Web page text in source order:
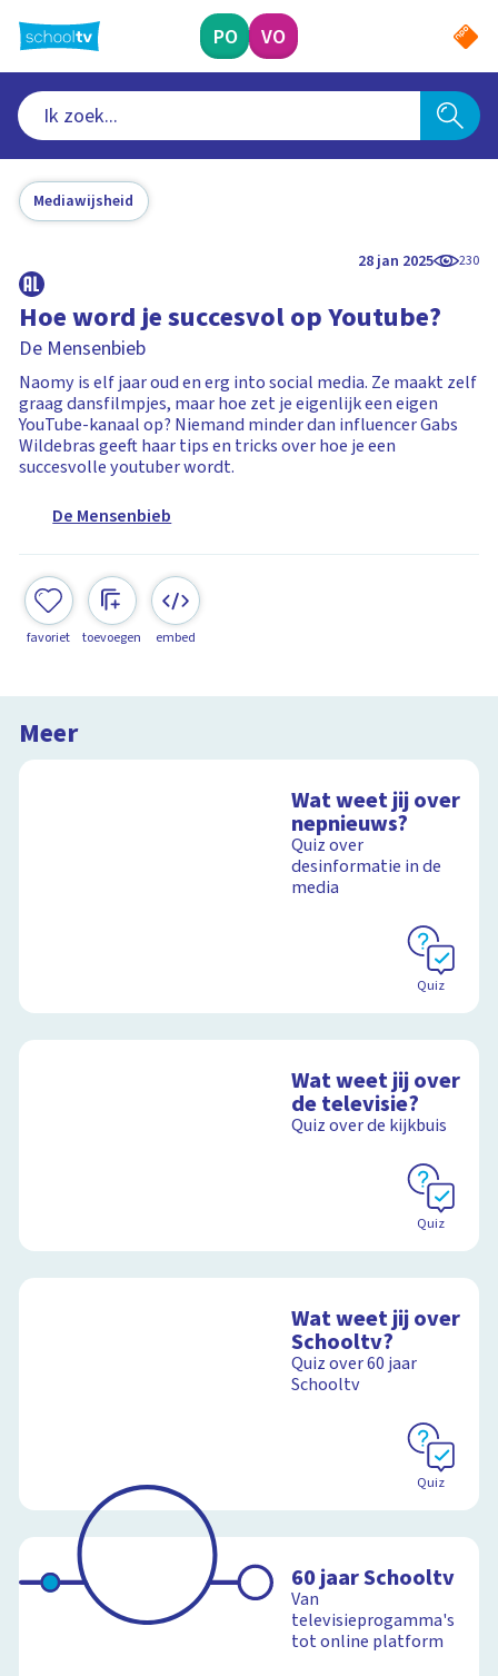
naar
hoofdinhoud
PO VO
Mediawijsheid
28 jan 2025 230
Hoe word je succesvol op Youtube?
De Mensenbieb
Naomy is elf jaar oud en erg into social media. Ze maakt zelf
graag dansfilmpjes, maar hoe zet je eigenlijk een eigen
YouTube-kanaal op? Niemand minder dan influencer Gabs
Wildebras geeft haar tips en tricks over hoe je een
succesvolle youtuber wordt.
De Mensenbieb
favoriet toevoegen embed
Meer
Wat weet jij over
nepnieuws?
Quiz over
desinformatie in de
media
Quiz
Wat weet jij over
de televisie?
Quiz over de kijkbuis
Quiz
Wat weet jij over
Schooltv?
Quiz over 60 jaar
Schooltv
Quiz
60 jaar Schooltv
Van
televisieprogamma's
tot online platform